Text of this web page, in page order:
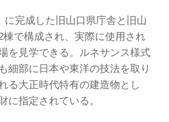
に完成した旧山口県庁舎と旧山
棟で構成され、実際に使用され
を見学できる。ルネサンス様式
細部に日本や東洋の技法を取り
る大正時代特有の建造物とし
に指定されている。